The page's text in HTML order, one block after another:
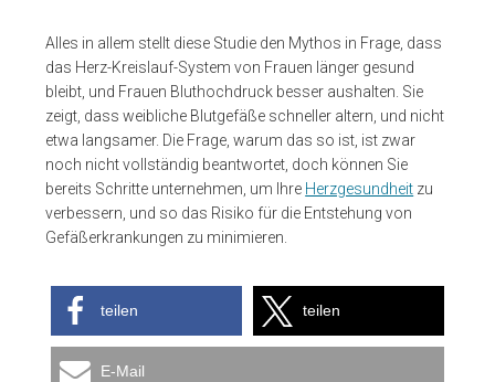
Alles in allem stellt diese Studie den Mythos in Frage, dass
das Herz-Kreislauf-System von Frauen länger gesund
bleibt, und Frauen Bluthochdruck besser aushalten. Sie
zeigt, dass weibliche Blutgefäße schneller altern, und nicht
etwa langsamer. Die Frage, warum das so ist, ist zwar
noch nicht vollständig beantwortet, doch können Sie
bereits Schritte unternehmen, um Ihre Herzgesundheit zu
verbessern, und so das Risiko für die Entstehung von
Gefäßerkrankungen zu minimieren.
teilen teilen
E-Mail